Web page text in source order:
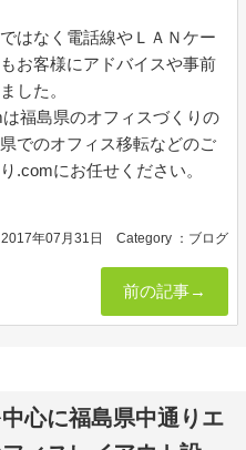
はなく電話線やＬＡＮケー
お客様にアドバイスや事前
した。
福島県のオフィスづくりの
でのオフィス移転などのご
.comにお任せください。
2017年07月31日 Category ： ブログ
前の記事→
心に福島県中通りエ